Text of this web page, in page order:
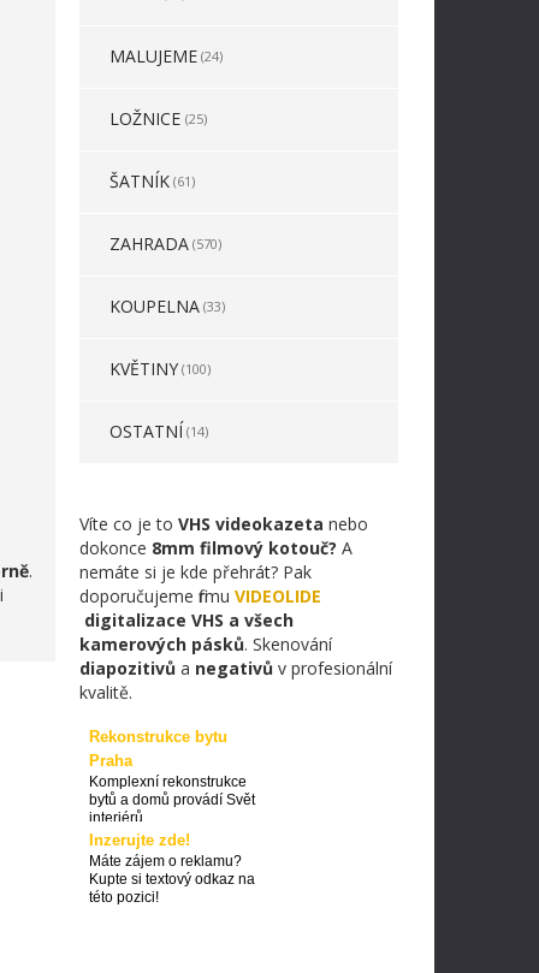
.
MALUJEME (24)
LOŽNICE (25)
ŠATNÍK (61)
ZAHRADA (570)
KOUPELNA (33)
KVĚTINY (100)
OSTATNÍ (14)
Víte co je to VHS videokazeta nebo
dokonce 8mm filmový kotouč? A
nemáte si je kde přehrát? Pak
doporučujeme firmu VIDEOLIDE
digitalizace VHS a všech
kamerových pásků. Skenování
diapozitivů a negativů v profesionální
kvalitě.
Rekonstrukce bytu
Praha
Komplexní rekonstrukce
bytů a domů provádí Svět
interiérů
Inzerujte zde!
Máte zájem o reklamu?
Kupte si textový odkaz na
této pozici!